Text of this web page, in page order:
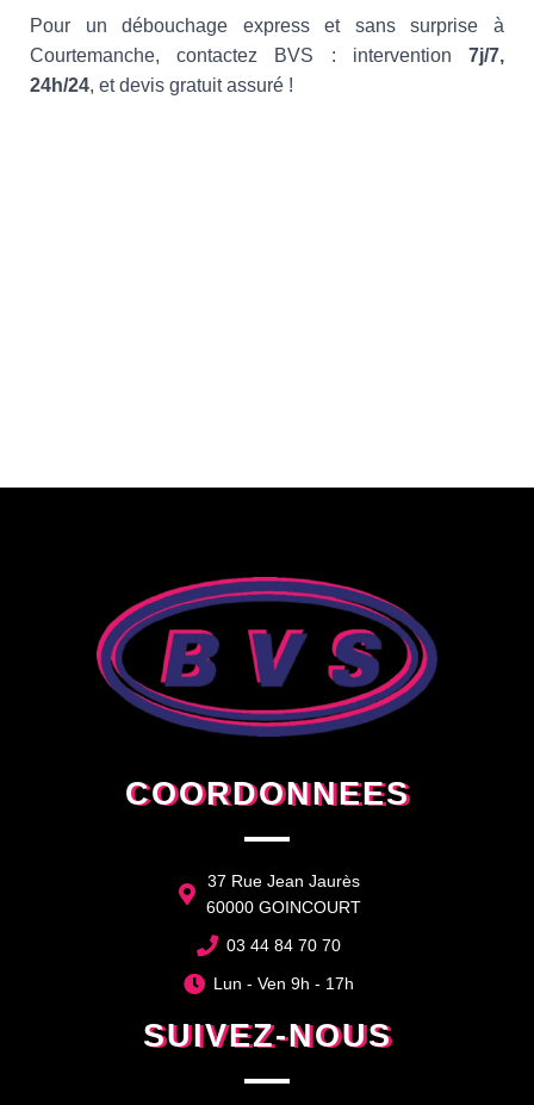
Pour un débouchage express et sans surprise à
Courtemanche, contactez BVS : intervention 7j/7,
24h/24, et devis gratuit assuré !
COORDONNEES
37 Rue Jean Jaurès
60000 GOINCOURT
03 44 84 70 70
Lun - Ven 9h - 17h
SUIVEZ-NOUS